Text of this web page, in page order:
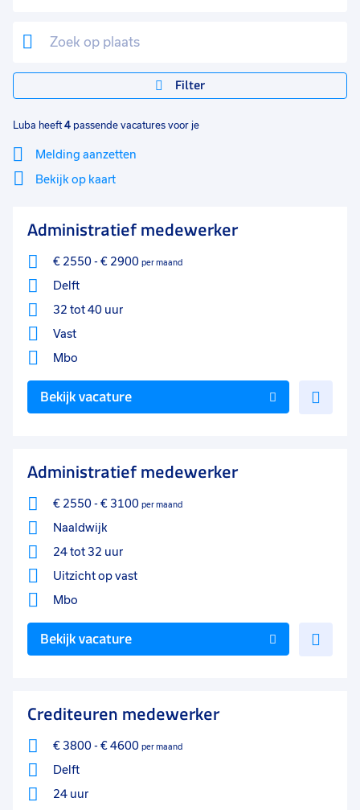
Filter
Luba heeft 4 passende vacatures voor je
Melding aanzetten
Bekijk op kaart
Filter
Sluiten
Administratief medewerker
€ 2550- € 2900 per maand
Delft
32 tot 40 uur
Vast
Mbo
Bekijk vacature
Administratief medewerker
€ 2550- € 3100 per maand
Naaldwijk
24 tot 32 uur
Uitzicht op vast
Mbo
Bekijk vacature
Crediteuren medewerker
€ 3800- € 4600 per maand
Delft
24 uur